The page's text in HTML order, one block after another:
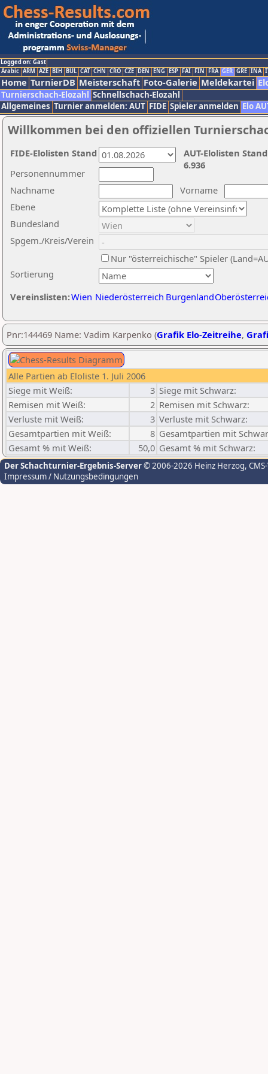
Logged on: Gast
Arabic ARM AZE BIH BUL CAT CHN CRO CZE DEN ENG ESP FAI FIN FRA GER GRE INA
Home TurnierDB Meisterschaft Foto-Galerie Meldekartei
Turnierschach-Elozahl Schnellschach-Elozahl
Allgemeines Turnier anmelden: AUT FIDE Spieler anmelden Elo
Willkommen bei den offiziellen
Nachname
Vorname
Ebene
Sortierung
Personennummer
Bundesland
Spgem./Kreis/Verein
Nur "österreichische" Spieler
Vereinslisten:Wien Niederösterreich Burgenland
AUT-Elolisten
6.936
FIDE-Elolisten Stand
Pnr:144469 Name: Vadim Karpenko (Grafik Elo-Zeitreihe,
Alle Partien ab Eloliste 1. Juli 2006
Siege mit Weiß:
3 Siege mit Schwarz:
Remisen mit Weiß:
2 Remisen mit Schwarz:
Verluste mit Weiß:
3 Verluste mit Schwarz:
Gesamtpartien mit Weiß:
8 Gesamtpartien mit
Gesamt % mit Weiß:
50,0 Gesamt % mit Schwarz:
Der Schachturnier-Ergebnis-Server© 2006-2026 Heinz Herzog,
Impressum / Nutzungsbedingungen